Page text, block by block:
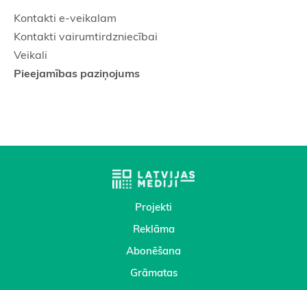
Kontakti e-veikalam
Kontakti vairumtirdzniecībai
Veikali
Pieejamības paziņojums
Projekti
Reklāma
Abonēšana
Grāmatas